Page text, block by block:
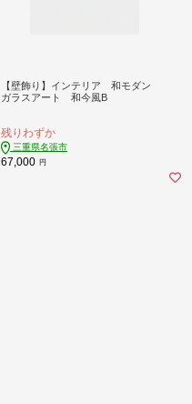
【壁飾り】インテリア 和モダン
ガラスアート 和今風B
残りわずか
三重県名張市
67,000 円